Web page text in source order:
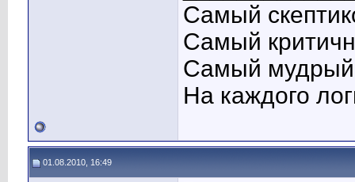
Самый
Самый
Самый мудрый
На каждого
01.08.2010, 16:49